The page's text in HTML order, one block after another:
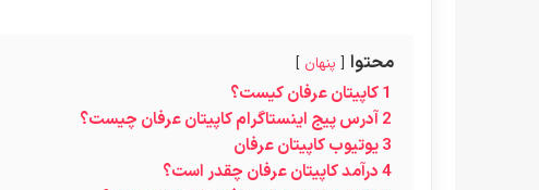
محتوا پنهان
1کاپیتان عرفان کیست؟
2آدرس پیج اینستاگرام کاپیتان عرفان چیست؟
3یوتیوب کاپیتان عرفان
4درآمد کاپیتان عرفان چقدر است؟